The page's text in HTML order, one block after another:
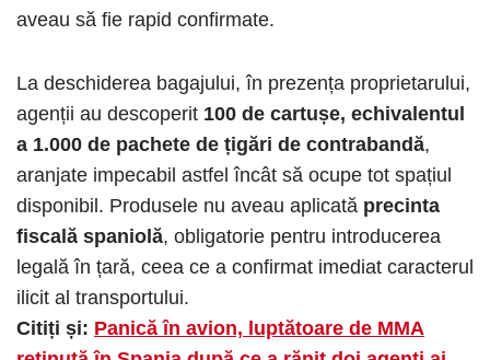
aveau să fie rapid confirmate.
La deschiderea bagajului, în prezența proprietarului,
agenții au descoperit 100 de cartușe, echivalentul
a 1.000 de pachete de țigări de contrabandă,
aranjate impecabil astfel încât să ocupe tot spațiul
disponibil. Produsele nu aveau aplicată precinta
fiscală spaniolă, obligatorie pentru introducerea
legală în țară, ceea ce a confirmat imediat caracterul
ilicit al transportului.
Citiți și: Panică în avion, luptătoare de MMA